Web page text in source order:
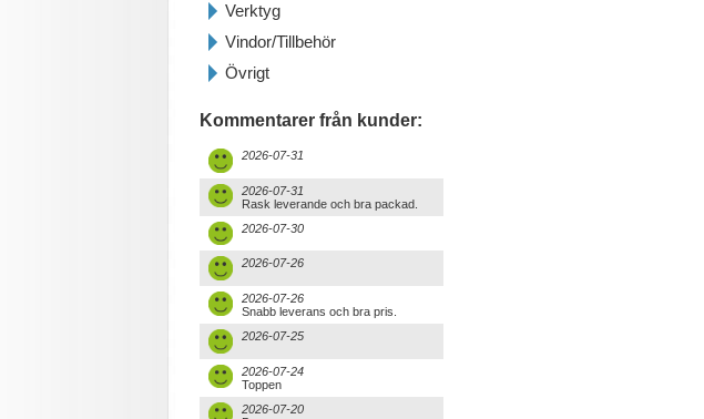
Verktyg
Vindor/Tillbehör
Övrigt
Kommentarer från kunder:
2026-07-31
2026-07-31
Rask leverande och bra packad.
2026-07-30
2026-07-26
2026-07-26
Snabb leverans och bra pris.
2026-07-25
2026-07-24
Toppen
2026-07-20